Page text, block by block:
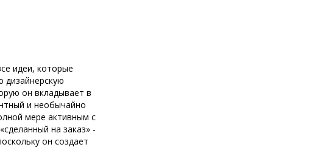
идеи, которые
дизайнерскую
он вкладывает в
и необычайно
мере активным с
на заказ» -
он создает